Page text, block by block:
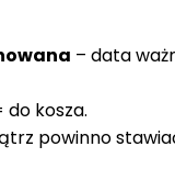
– data
do kosza.
powinno